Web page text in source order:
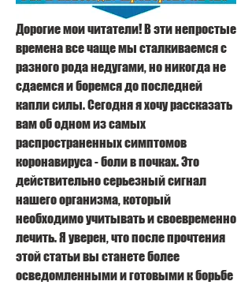
Дорогие мои читатели! В эти непростые
времена все чаще мы сталкиваемся с
разного рода недугами, но никогда не
сдаемся и боремся до последней
капли силы. Сегодня я хочу рассказать
вам об одном из самых
распространенных симптомов
коронавируса - боли в почках. Это
действительно серьезный сигнал
нашего организма, который
необходимо учитывать и своевременно
лечить. Я уверен, что после прочтения
этой статьи вы станете более
осведомленными и готовыми к борьбе